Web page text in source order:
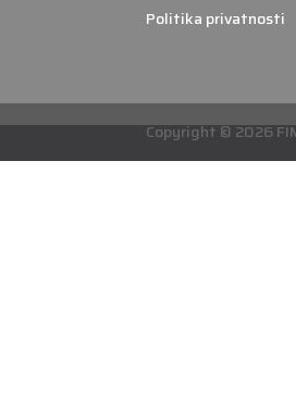
Politika privatnosti
Copyright © 2026